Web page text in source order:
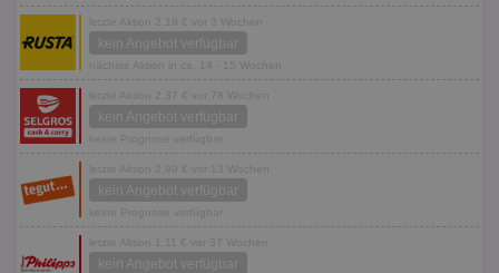
letzte Aktion 2,19 € vor 3 Wochen
kein Angebot verfügbar
nächste Aktion in ca. 14 - 15 Wochen
letzte Aktion 2,37 € vor 78 Wochen
kein Angebot verfügbar
keine Prognose verfügbar
letzte Aktion 2,99 € vor 13 Wochen
kein Angebot verfügbar
keine Prognose verfügbar
letzte Aktion 1,11 € vor 37 Wochen
kein Angebot verfügbar